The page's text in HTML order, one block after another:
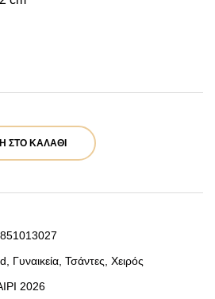
ΣΤΟ ΚΑΛΆΘΙ
Γυναικεία Τσάντες Χειρός
2026